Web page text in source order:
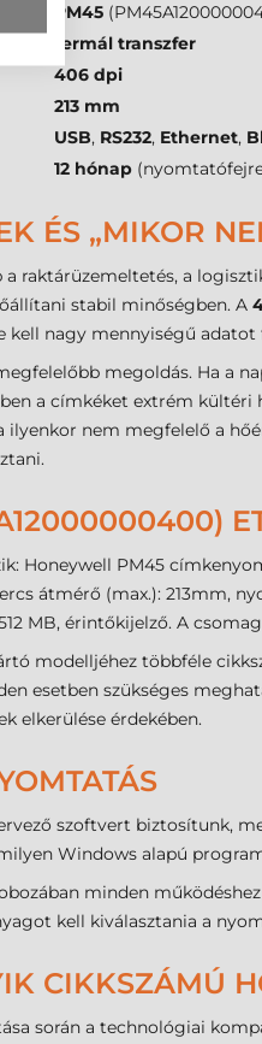
PM45
termál transzfer
406 dpi
213 mm
USB, RS232, Ethernet,
12 hónap
ÉS „MIKOR
a raktárüzemeltetés, a
stabil minőségben. A
kell nagy mennyiségű adatot
megoldás. Ha a
a címkéket extrém kültéri
ilyenkor nem megfelelő a
Honeywell PM45
átmérő (max.): 213mm,
MB, érintőkijelző. A
modelljéhez többféle
esetben szükséges
elkerülése érdekében.
szoftvert biztosítunk,
Windows alapú
minden
kell kiválasztania a
CIKKSZÁMÚ
során a technológiai